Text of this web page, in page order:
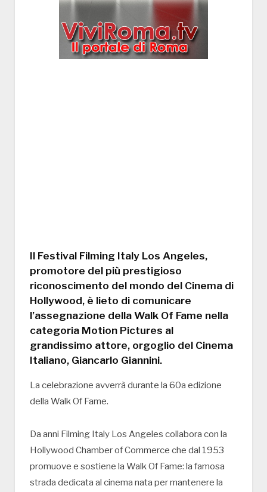
Il Festival Filming Italy Los Angeles,
promotore del più prestigioso
riconoscimento del mondo del Cinema di
Hollywood, è lieto di comunicare
l’assegnazione della Walk Of Fame nella
categoria Motion Pictures al
grandissimo attore, orgoglio del Cinema
Italiano, Giancarlo Giannini.
La celebrazione avverrà durante la 60a edizione
della Walk Of Fame.
Da anni Filming Italy Los Angeles collabora con la
Hollywood Chamber of Commerce che dal 1953
promuove e sostiene la Walk Of Fame: la famosa
strada dedicata al cinema nata per mantenere la